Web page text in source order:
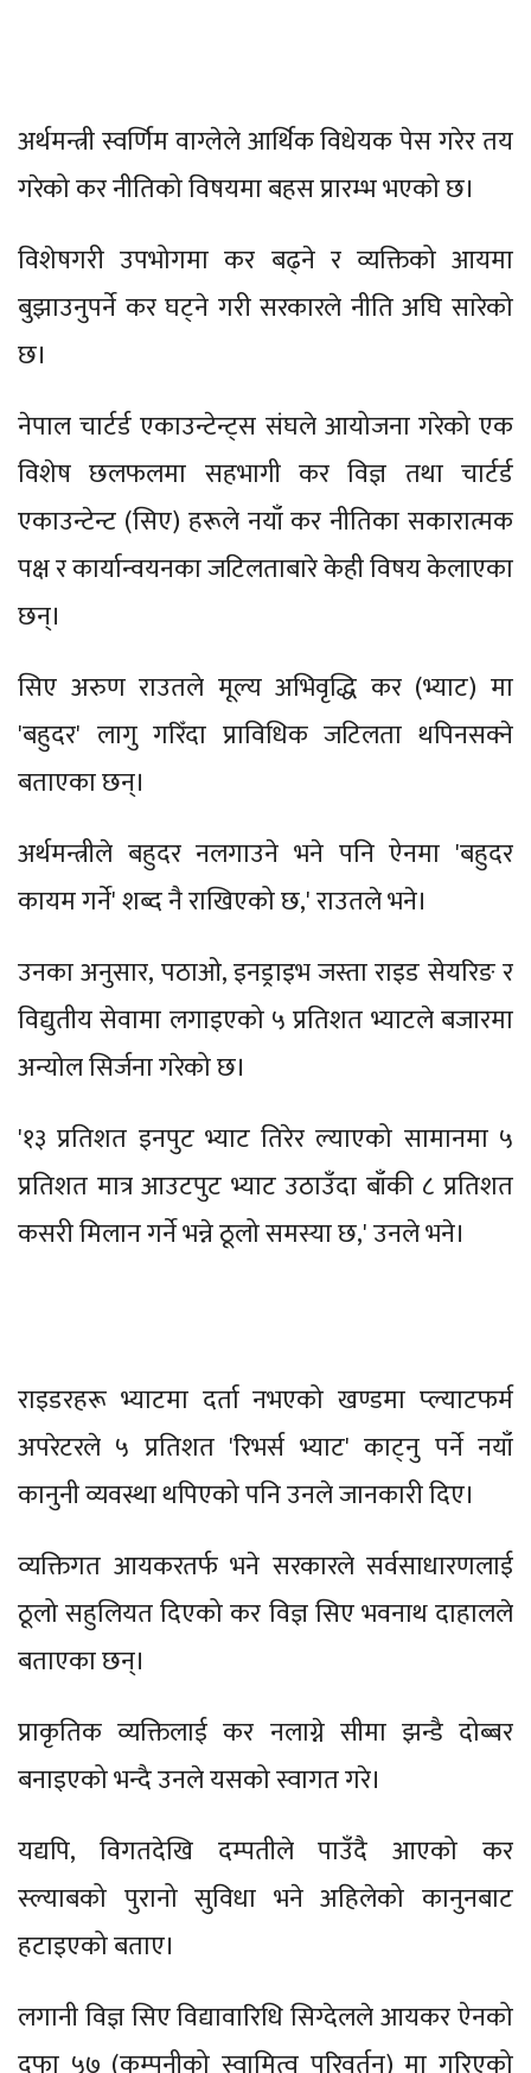
अर्थमन्त्री स्वर्णिम वाग्लेले आर्थिक विधेयक पेस गरेर तय
गरेको कर नीतिको विषयमा बहस प्रारम्भ भएको छ।
विशेषगरी उपभोगमा कर बढ्ने र व्यक्तिको आयमा
बुझाउनुपर्ने कर घट्ने गरी सरकारले नीति अघि सारेको
छ।
नेपाल चार्टर्ड एकाउन्टेन्ट्स संघले आयोजना गरेको एक
विशेष छलफलमा सहभागी कर विज्ञ तथा चार्टर्ड
एकाउन्टेन्ट (सिए) हरूले नयाँ कर नीतिका सकारात्मक
पक्ष र कार्यान्वयनका जटिलताबारे केही विषय केलाएका
छन्।
सिए अरुण राउतले मूल्य अभिवृद्धि कर (भ्याट) मा
'बहुदर' लागु गरिँदा प्राविधिक जटिलता थपिनसक्ने
बताएका छन्।
अर्थमन्त्रीले बहुदर नलगाउने भने पनि ऐनमा 'बहुदर
कायम गर्ने' शब्द नै राखिएको छ,' राउतले भने।
उनका अनुसार, पठाओ, इनड्राइभ जस्ता राइड सेयरिङ र
विद्युतीय सेवामा लगाइएको ५ प्रतिशत भ्याटले बजारमा
अन्योल सिर्जना गरेको छ।
'१३ प्रतिशत इनपुट भ्याट तिरेर ल्याएको सामानमा ५
प्रतिशत मात्र आउटपुट भ्याट उठाउँदा बाँकी ८ प्रतिशत
कसरी मिलान गर्ने भन्ने ठूलो समस्या छ,' उनले भने।
राइडरहरू भ्याटमा दर्ता नभएको खण्डमा प्ल्याटफर्म
अपरेटरले ५ प्रतिशत 'रिभर्स भ्याट' काट्नु पर्ने नयाँ
कानुनी व्यवस्था थपिएको पनि उनले जानकारी दिए।
व्यक्तिगत आयकरतर्फ भने सरकारले सर्वसाधारणलाई
ठूलो सहुलियत दिएको कर विज्ञ सिए भवनाथ दाहालले
बताएका छन्।
प्राकृतिक व्यक्तिलाई कर नलाग्ने सीमा झन्डै दोब्बर
बनाइएको भन्दै उनले यसको स्वागत गरे।
यद्यपि, विगतदेखि दम्पतीले पाउँदै आएको कर
स्ल्याबको पुरानो सुविधा भने अहिलेको कानुनबाट
हटाइएको बताए।
लगानी विज्ञ सिए विद्यावारिधि सिग्देलले आयकर ऐनको